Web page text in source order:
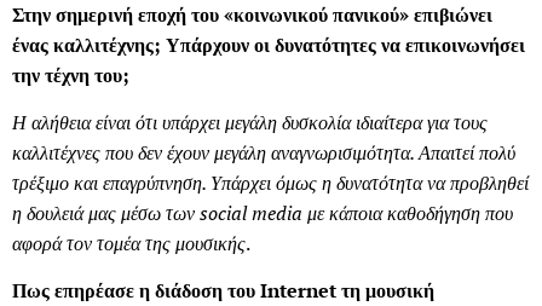
Στην σημερινή εποχή του «κοινωνικού πανικού» επιβιώνει
ένας καλλιτέχνης; Υπάρχουν οι δυνατότητες να επικοινωνήσει
την τέχνη του;
Η αλήθεια είναι ότι υπάρχει μεγάλη δυσκολία ιδιαίτερα για τους
καλλιτέχνες που δεν έχουν μεγάλη αναγνωρισιμότητα. Απαιτεί πολύ
τρέξιμο και επαγρύπνηση. Υπάρχει όμως η δυνατότητα να προβληθεί
η δουλειά μας μέσω των social media με κάποια καθοδήγηση που
αφορά τον τομέα της μουσικής.
Πως επηρέασε η διάδοση του Internet τη μουσική